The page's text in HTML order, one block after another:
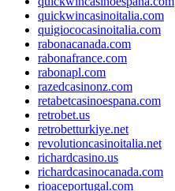
quickwincasinoitalia.com
quigiococasinoitalia.com
rabonacanada.com
rabonafrance.com
rabonapl.com
razedcasinonz.com
retabetcasinoespana.com
retrobet.us
retrobetturkiye.net
revolutioncasinoitalia.net
richardcasino.us
richardcasinocanada.com
rioaceportugal.com